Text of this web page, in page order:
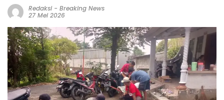
Redaksi- Breaking News
27 Mei 2026